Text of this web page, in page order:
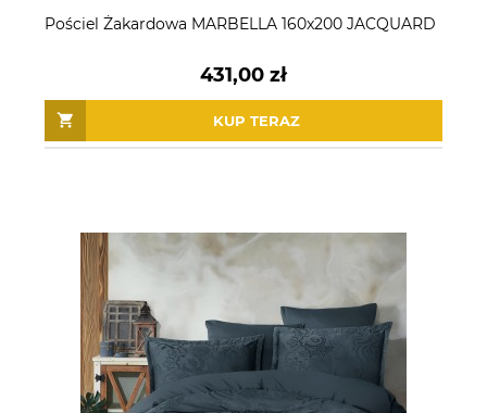
Pościel Żakardowa MARBELLA 160x200 JACQUARD
431,00 zł
KUP TERAZ